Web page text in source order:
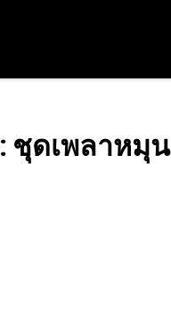
: ชุดเพลาหมุน